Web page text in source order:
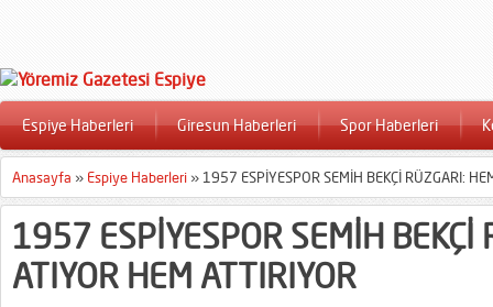
Espiye Haberleri Giresun Haberleri Spor Haberleri
Anasayfa » Espiye Haberleri » 1957 ESPİYESPOR SEMİH BEKÇİ RÜZGARI:
1957 ESPİYESPOR SEMİH BEKÇİ
ATIYOR HEM ATTIRIYOR